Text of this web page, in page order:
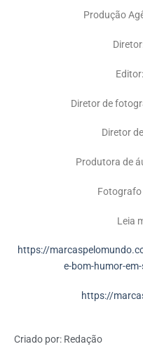
Produção
Diretor de
Diretor
Produtora de
Fotografo
Leia
https://
e-bom-humor-
https://
Criado por: Redação